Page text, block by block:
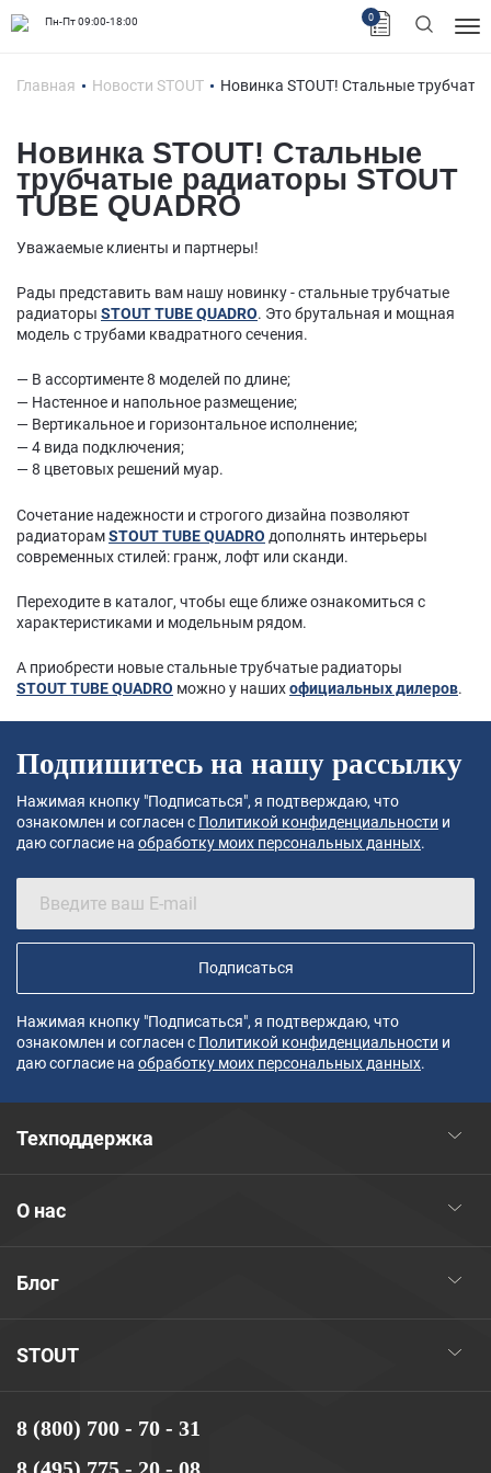
Пн-Пт 09:00-18:00 0
Главная Новости STOUT Новинка STOUT! Стальные
Новинка STOUT! Стальные
трубчатые радиаторы STOUT
TUBE QUADRO
Уважаемые клиенты и партнеры!
Рады представить вам нашу новинку - стальные трубчатые
радиаторы STOUT TUBE QUADRO. Это брутальная и мощная
модель с трубами квадратного сечения.
— В ассортименте 8 моделей по длине;
— Настенное и напольное размещение;
— Вертикальное и горизонтальное исполнение;
— 4 вида подключения;
— 8 цветовых решений муар.
Сочетание надежности и строгого дизайна позволяют
радиаторамSTOUT TUBE QUADRO дополнять интерьеры
современных стилей: гранж, лофт или сканди.
Переходите в каталог, чтобы еще ближе ознакомиться с
характеристиками и модельным рядом.
А приобрести новые стальные трубчатые радиаторы
STOUT TUBE QUADRO можно у нашихофициальных дилеров.
Подпишитесь на нашу рассылку
Нажимая кнопку "Подписаться", я подтверждаю, что
ознакомлен и согласен с Политикой конфиденциальности и
даю согласие на обработку моих персональных данных.
Подписаться
Нажимая кнопку "Подписаться", я подтверждаю, что
ознакомлен и согласен с Политикой конфиденциальности и
даю согласие на обработку моих персональных данных.
8 (800) 700 - 70 - 31
STOUT
Блог
О нас
Техподдержка